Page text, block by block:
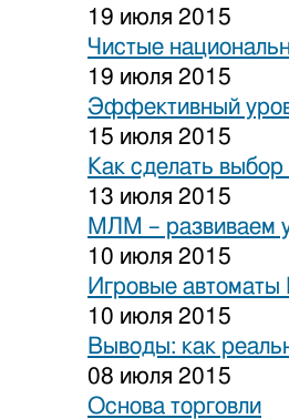
19 июля 2015
Чистые
19 июля 2015
Эффективный
15 июля 2015
Как сделать
13 июля 2015
МЛМ – развиваем
10 июля 2015
Игровые
10 июля 2015
Выводы: как
08 июля 2015
Основа торговли